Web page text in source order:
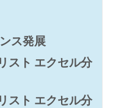
ス発展
スト エクセル分
スト エクセル分